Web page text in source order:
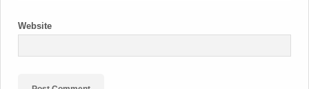
Website